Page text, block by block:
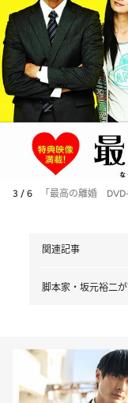
3 / 6 「最高の離婚
関連記事
脚本家・坂元裕二